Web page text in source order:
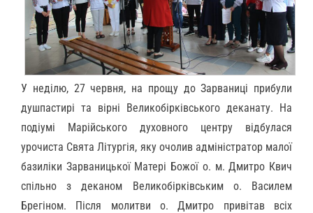
У неділю, 27 червня, на прощу до Зарваниці прибули
душпастирі та вірні Великобірківського деканату. На
подіумі Марійського духовного центру відбулася
урочиста Свята Літургія, яку очолив адміністратор малої
базиліки Зарваницької Матері Божої о. м. Дмитро Квич
спільно з деканом Великобірківським о. Василем
Брегіном. Після молитви о. Дмитро привітав всіх